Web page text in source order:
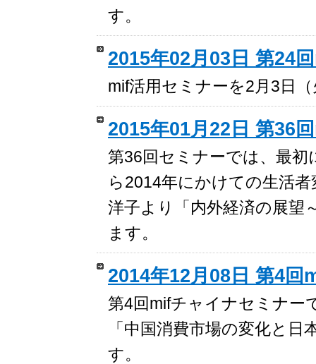
す。
2015年02月03日 第24
mif活用セミナーを2月3日
2015年01月22日 第36
第36回セミナーでは、最
ら2014年にかけての生活
洋子より「内外経済の展望
ます。
2014年12月08日 第4
第4回mifチャイナセミナー
「中国消費市場の変化と
す。